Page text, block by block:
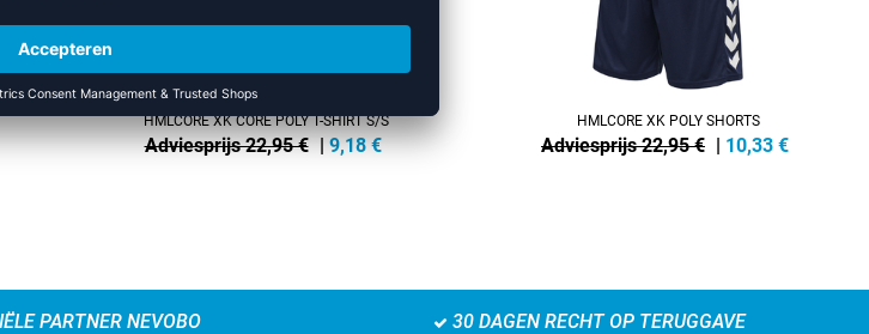
HMLCORE XK CORE POLY T-SHIRT S/S
Adviesprijs 22,95 € |9,18 €
HMLCORE XK POLY SHORTS
Adviesprijs 22,95 € | 10,33 €
PARTNER NEVOBO 30 DAGEN RECHT OP TERUGGAVE